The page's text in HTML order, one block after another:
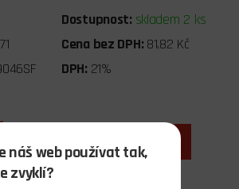
Dostupnost: skladem 2 ks
Cena bez DPH: 81,82 Kč
DPH: 21%
náš web používat tak,
zvyklí?